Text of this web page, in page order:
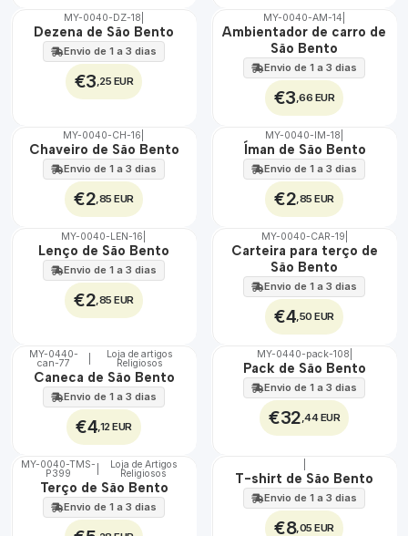
🇵🇹
100%
MY-0040-DZ-18
Dezena de São Bento
Envio de 1 a 3 dias
€3 ,25 EUR
🇵🇹
MY-0040-AM-14
Ambientador de carro de
São Bento
Envio de 1 a 3 dias
€3 ,66 EUR
🇵🇹
100%
MY-0040-CH-16
Chaveiro de São Bento
Envio de 1 a 3 dias
€2 ,85 EUR
🇵🇹
100%
MY-0040-IM-18
Íman de São Bento
Envio de 1 a 3 dias
€2 ,85 EUR
🇵🇹
100%
MY-0040-LEN-16
Lenço de São Bento
Envio de 1 a 3 dias
€2 ,85 EUR
🇵🇹
MY-0040-CAR-19
Carteira para terço de
São Bento
Envio de 1 a 3 dias
€4 ,50 EUR
🇵🇹
100%
MY-0440-
can-77
Loja de artigos
Religiosos
Caneca de São Bento
Envio de 1 a 3 dias
€4,12 EUR
🇵🇹
100%
MY-0440-pack-108
Pack de São Bento
Envio de 1 a 3 dias
€32 ,44 EUR
🇵🇹
100%
MY-0040-TMS-
P399
Loja de Artigos
Religiosos
Terço de São Bento
Envio de 1 a 3 dias
🇵🇹
100%
T-shirt de São Bento
Envio de 1 a 3 dias
€8,05 EUR